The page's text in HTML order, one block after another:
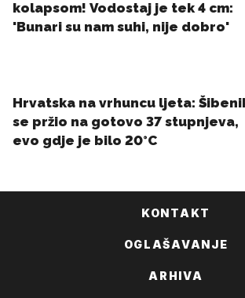
KONTAKT
OGLAŠAVANJE
ARHIVA